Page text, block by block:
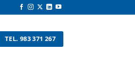
TEL. 983 371 267